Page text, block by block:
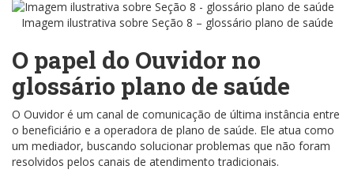
Imagem ilustrativa sobre Seção 8 – glossário plano de saúde
O papel do Ouvidor no
glossário plano de saúde
O Ouvidor é um canal de comunicação de última instância entre
o beneficiário e a operadora de plano de saúde. Ele atua como
um mediador, buscando solucionar problemas que não foram
resolvidos pelos canais de atendimento tradicionais.